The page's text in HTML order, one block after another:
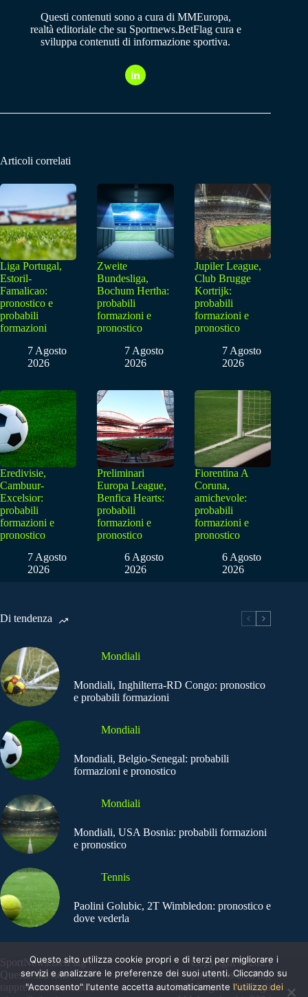
Questi contenuti sono a cura di MMEuropa,
realtà editoriale che su Sportnews.BetFlag cura e
sviluppa contenuti di informazione sportiva.
Articoli correlati
Liga Portugal,
Estoril-
Famalicao:
pronostico e
probabili
formazioni
7 Agosto
2026
Zweite
Bundesliga,
Bochum Hertha:
probabili
formazioni e
pronostico
7 Agosto
2026
Jupiler League,
Club Brugge
Kortrijk:
probabili
formazioni e
pronostico
7 Agosto
2026
Eredivisie,
Cambuur-
Excelsior:
probabili
formazioni e
pronostico
7 Agosto
2026
Preliminari
Europa League,
Benfica Hearts:
probabili
formazioni e
pronostico
6 Agosto
2026
Fiorentina A
Coruna,
amichevole:
probabili
formazioni e
pronostico
6 Agosto
2026
Di tendenza
Mondiali
Mondiali, Inghilterra-RD Congo: pronostico
e probabili formazioni
Mondiali
Mondiali, Belgio-Senegal: probabili
formazioni e pronostico
Mondiali
Mondiali, USA Bosnia: probabili formazioni
e pronostico
Tennis
Paolini Golubic, 2T Wimbledon: pronostico e
dove vederla
SportNews.BetFlag -
Questo sito non
rappresenta una testata
Copyright © 2025
SportNews BetFlag
Sede Legale: Via degli
Questo sito utilizza cookie propri e di terzi per migliorare i
servizi e analizzare le preferenze dei suoi utenti. Cliccando su
"Acconsento" l'utente accetta automaticamente l'utilizzo dei